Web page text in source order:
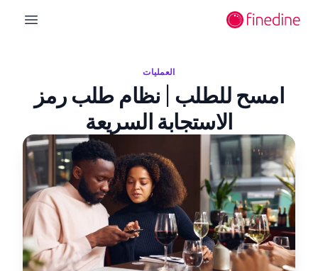
menu
العمليات
امسح للطلب | نظام طلب رمز
الاستجابة السريعة